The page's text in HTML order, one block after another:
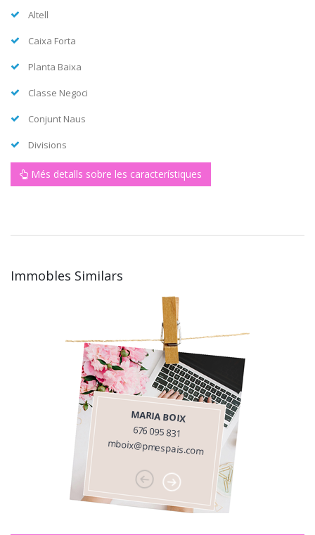
Altell
Caixa Forta
Planta Baixa
Classe Negoci
Conjunt Naus
Divisions
Més detalls sobre les característiques
Immobles Similars
MARIA BOIX
676 095 831
mboix@pmespais.com